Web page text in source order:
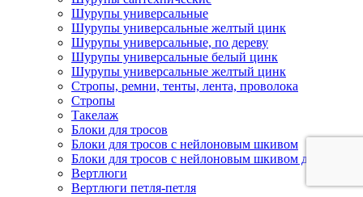
Шурупы универсальные
Шурупы универсальные желтый цинк
Шурупы универсальные, по дереву
Шурупы универсальные белый цинк
Шурупы универсальные желтый цинк
Стропы, ремни, тенты, лента, проволока
Стропы
Такелаж
Блоки для тросов
Блоки для тросов с нейлоновым шкивом
Блоки для тросов с нейлоновым шкивом двойные
Вертлюги
Вертлюги петля-петля